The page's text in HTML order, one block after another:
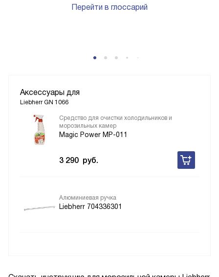
Перейти в глоссарий
Аксессуары для
Liebherr GN 1066
Средство для очистки холодильников и
морозильных камер
Magic Power MP-011
3 290 руб.
Алюминиевая ручка
Liebherr 704336301